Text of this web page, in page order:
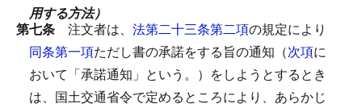
用する方法）
第七条 注文者は、 法第二十三条第二項の規定により
同条第一項ただし書の承諾をする旨の通知（次項に
おいて「承諾通知」という。）をしようとするとき
は、国土交通省令で定めるところにより、あらかじ